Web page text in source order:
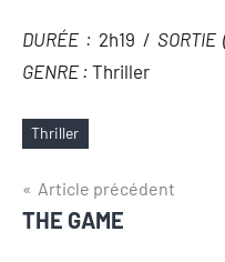
DURÉE : 2h19 /
GENRE : Thriller
Étiquettes
Thriller
Navigation
de
Article précédent
THE GAME